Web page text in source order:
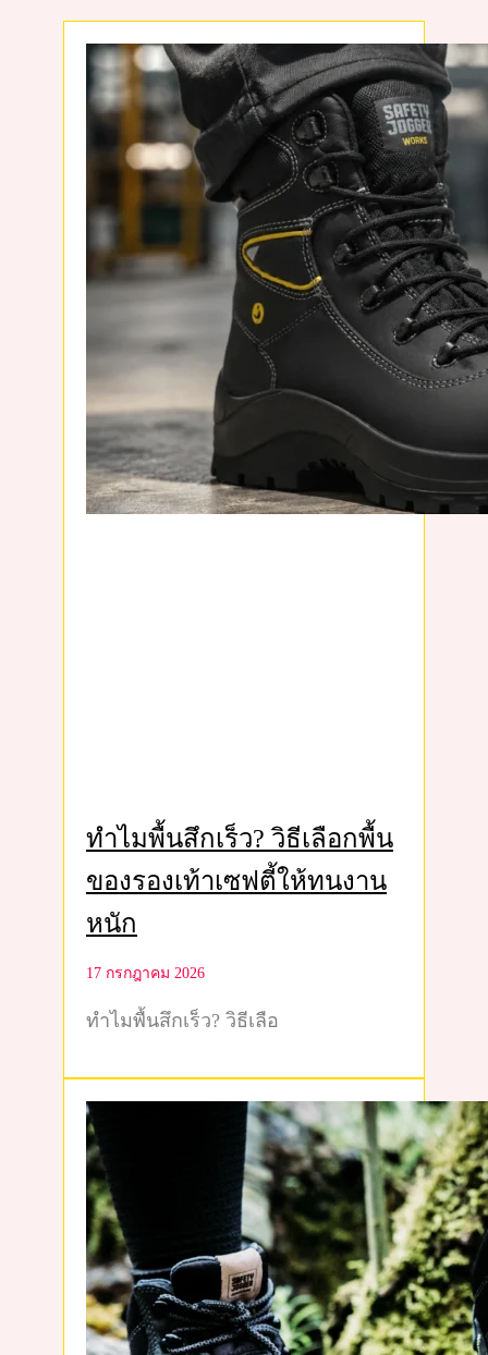
ทำไมพื้นสึกเร็ว? วิธีเลือกพื้น
ของรองเท้าเซฟตี้ให้ทนงาน
หนัก
17 กรกฎาคม 2026
ทำไมพื้นสึกเร็ว? วิธีเลือ